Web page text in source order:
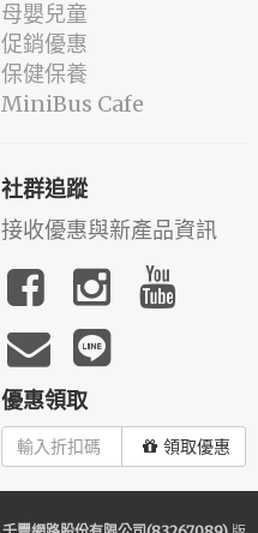
母嬰兒童
促銷優惠
保健保養
MiniBus Cafe
社群追蹤
接收優惠與新產品資訊
優惠領取
領取優惠